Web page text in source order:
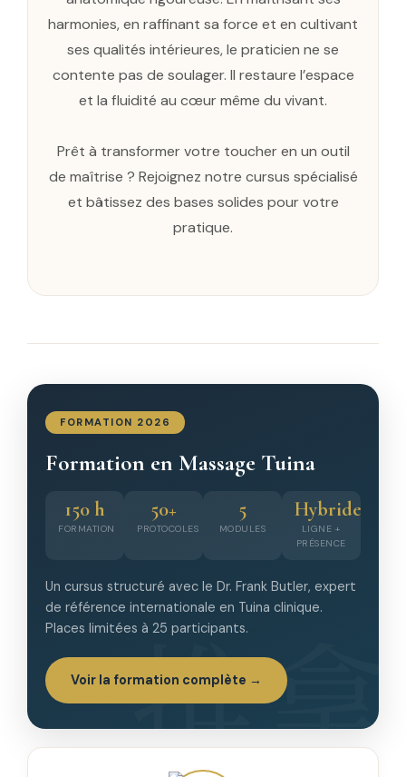
harmonies, en raffinant sa force et en cultivant
ses qualités intérieures, le praticien ne se
contente pas de soulager. Il restaure l’espace
et la fluidité au cœur même du vivant.
Prêt à transformer votre toucher en un outil
de maîtrise ? Rejoignez notre cursus spécialisé
et bâtissez des bases solides pour votre
pratique.
FORMATION 2026
Formation en Massage Tuina
150 h
FORMATION
50+
PROTOCOLES
5
MODULES
Hybride
LIGNE +
PRÉSENCE
Un cursus structuré avec le Dr. Frank Butler, expert
de référence internationale en Tuina clinique.
Places limitées à 25 participants.
Voir la formation complète →